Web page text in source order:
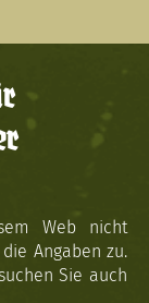
Web nicht
Angaben zu.
Sie auch